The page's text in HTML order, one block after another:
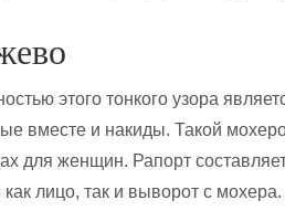
этого тонкого узора
вместе и накиды. Такой
для женщин. Рапорт
как лицо, так и выворот с мохера.